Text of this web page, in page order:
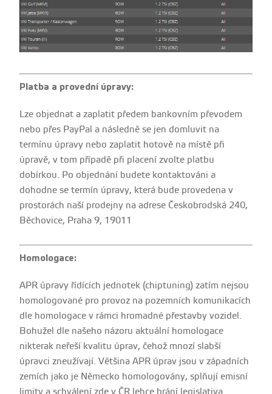
Platba a provední úpravy:
Lze objednat a zaplatit předem bankovním převodem
nebo přes PayPal a následně se jen domluvit na
termínu úpravy nebo zaplatit hotově na místě při
úpravě, v tom případě při placení zvolte platbu
dobírkou. Po objednání budete kontaktováni a
dohodne se termín úpravy, která bude provedena v
prostorách naší prodejny na adrese Českobrodská 240,
Běchovice, Praha 9, 19011
Homologace:
APR úpravy řídících jednotek (chiptuning) zatím nejsou
homologované pro provoz na pozemních komunikacích
dle homologace v rámci hromadné přestavby vozidel.
Bohužel dle našeho názoru aktuální homologace
nikterak neřeší kvalitu úprav, čehož mnozí slabší
úpravci zneužívají. Většina APR úprav jsou v západních
zemích jako je Německo homologovány, splňují emisní